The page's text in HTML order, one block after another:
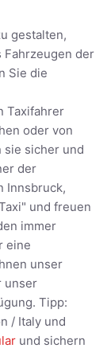
gestalten,
Fahrzeugen der
Sie die
Taxifahrer
oder von
sie sicher und
der
Innsbruck,
und freuen
immer
eine
unser
unser
Tipp:
/ Italy und
und sichern